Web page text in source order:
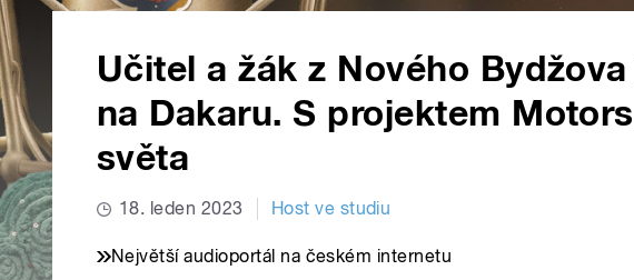
Učitel a žák z Nového
na Dakaru. S projektem
světa
18. leden 2023 Host ve studiu
Největší audioportál na českém internetu